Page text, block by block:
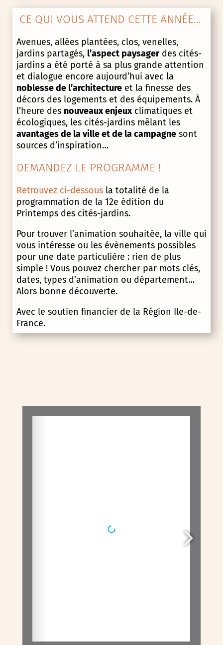
CE QUI VOUS ATTEND CETTE ANNÉE…
Avenues, allées plantées, clos, venelles,
jardins partagés, l’aspect paysagerdes cités-
jardins a été porté à sa plus grande attention
et dialogue encore aujourd’hui avec la
noblesse de l’architectureet la finesse des
décors des logements et des équipements. À
l’heure des nouveaux enjeuxclimatiques et
écologiques, les cités-jardins mêlant les
avantages de la ville et de la campagnesont
sources d’inspiration…
DEMANDEZ LE PROGRAMME !
Retrouvez ci-dessousla totalité de la
programmation de la 12e édition du
Printemps des cités-jardins.
Pour trouver l’animation souhaitée, la ville qui
vous intéresse ou les évènements possibles
pour une date particulière : rien de plus
simple ! Vous pouvez chercher par mots clés,
dates, types d’animation ou département…
Alors bonne découverte.
Avec le soutien financier de la Région Ile-de-
France.